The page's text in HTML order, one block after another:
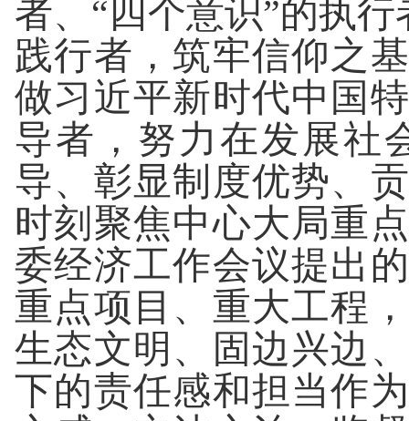
者、“四个意识”的执
践行者，筑牢信仰之
做习近平新时代中国
导者，努力在发展社
导、彰显制度优势、
时刻聚焦中心大局重
委经济工作会议提出
重点项目、重大工程
生态文明、固边兴边
下的责任感和担当作